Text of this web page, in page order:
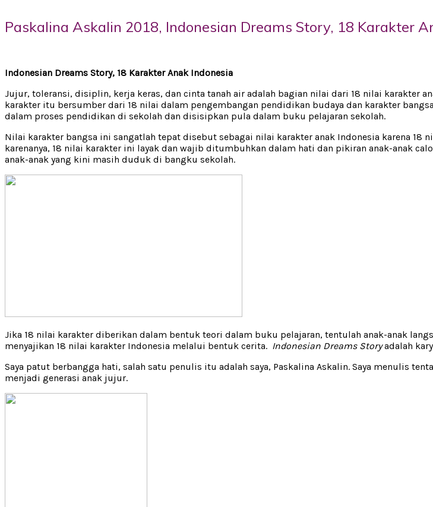
Paskalina Askalin 2018, Indonesian Dreams Story, 18 Karakter
Indonesian Dreams Story, 18 Karakter Anak Indonesia
Jujur, toleransi, disiplin, kerja keras, dan cinta tanah air adalah bagian nilai dari 18 nilai karakter
karakter itu bersumber dari 18 nilai dalam pengembangan pendidikan budaya dan karakter
dalam proses pendidikan di sekolah dan disisipkan pula dalam buku pelajaran sekolah.
Nilai karakter bangsa ini sangatlah tepat disebut sebagai nilai karakter anak Indonesia karena
karenanya, 18 nilai karakter ini layak dan wajib ditumbuhkan dalam hati dan pikiran anak-anak
anak-anak yang kini masih duduk di bangku sekolah.
Jika 18 nilai karakter diberikan dalam bentuk teori dalam buku pelajaran, tentulah anak-anak
menyajikan 18 nilai karakter Indonesia melalui bentuk cerita. Indonesian Dreams Storyadalah
Saya patut berbangga hati, salah satu penulis itu adalah saya, Paskalina Askalin. Saya menulis
menjadi generasi anak jujur.